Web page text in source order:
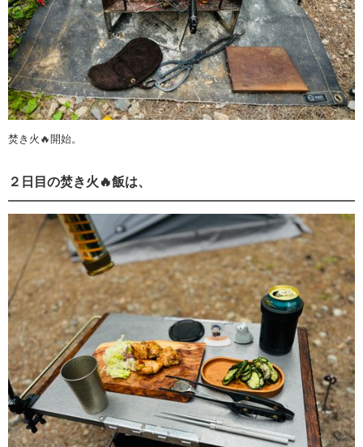
焚き火🔥開始。
２日目の焚き火🔥飯は、